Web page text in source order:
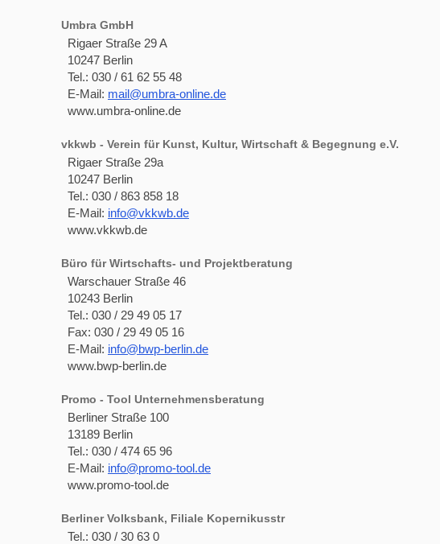
Umbra GmbH
Rigaer Straße 29 A
10247 Berlin
Tel.: 030 / 61 62 55 48
E-Mail: mail@umbra-online.de
www.umbra-online.de
vkkwb - Verein für Kunst, Kultur, Wirtschaft & Begegnung e.V.
Rigaer Straße 29a
10247 Berlin
Tel.: 030 / 863 858 18
E-Mail: info@vkkwb.de
www.vkkwb.de
Büro für Wirtschafts- und Projektberatung
Warschauer Straße 46
10243 Berlin
Tel.: 030 / 29 49 05 17
Fax: 030 / 29 49 05 16
E-Mail: info@bwp-berlin.de
www.bwp-berlin.de
Promo - Tool Unternehmensberatung
Berliner Straße 100
13189 Berlin
Tel.: 030 / 474 65 96
E-Mail: info@promo-tool.de
www.promo-tool.de
Berliner Volksbank, Filiale Kopernikusstr
Tel.: 030 / 30 63 0